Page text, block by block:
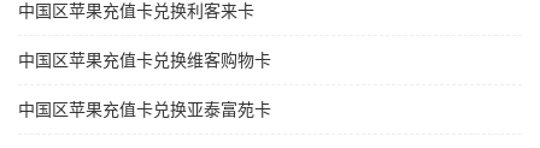
中国区苹果充值卡兑换利客来卡
中国区苹果充值卡兑换维客购物卡
中国区苹果充值卡兑换亚泰富苑卡